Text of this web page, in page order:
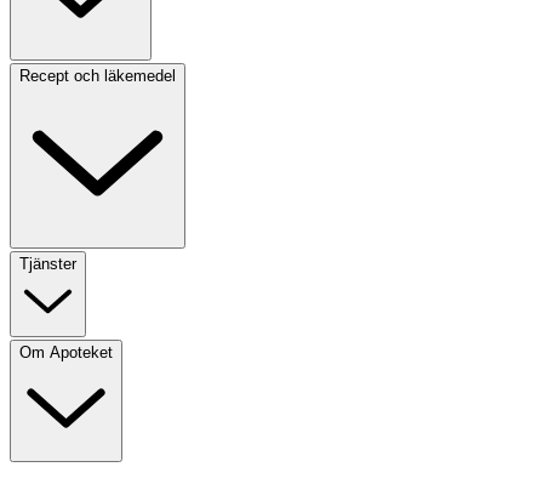
Recept och läkemedel
Tjänster
Om Apoteket